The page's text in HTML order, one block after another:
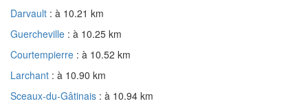
Darvault : à 10.21 km
Guercheville : à 10.25 km
Courtempierre : à 10.52 km
Larchant : à 10.90 km
Sceaux-du-Gâtinais : à 10.94 km